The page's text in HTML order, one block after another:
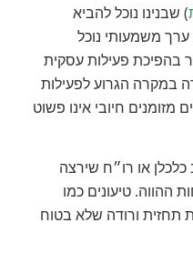
) שבנינו נוכל להביא
משמעותי נוכל
בהפיכת פעילות עסקית
במקרה הגרוע לפעילות
חיובי אינו פשוט
או רו״ח שירצה
ההווה. טיעונים כמו
תחזית ורודה שלא בטוח